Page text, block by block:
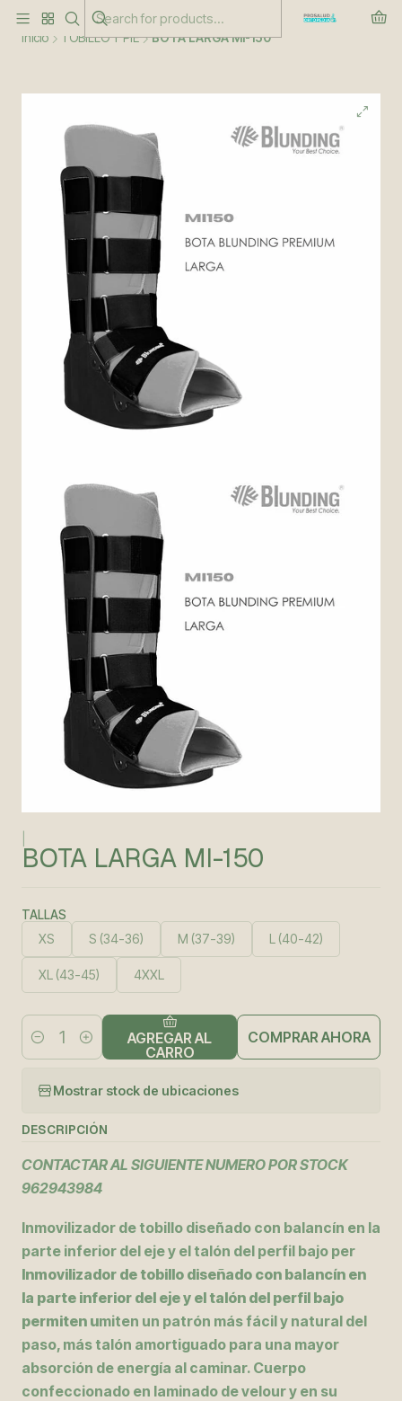
Inicio TOBILLO Y PIE BOTA LARGA MI-150
BOTA LARGA MI-150
TALLAS
XS S (34-36) M (37-39) L (40-42)
XL (43-45) 4XXL
Cantidad
AGREGAR AL
CARRO
COMPRAR AHORA
Mostrar stock de ubicaciones
DESCRIPCIÓN
CONTACTAR AL SIGUIENTE NUMERO POR STOCK
962943984
Inmovilizador de tobillo diseñado con balancín en la
parte inferior del eje y el talón del perfil bajo per
Inmovilizador de tobillo diseñado con balancín en
la parte inferior del eje y el talón del perfil bajo
permiten umiten un patrón más fácil y natural del
paso, más talón amortiguado para una mayor
absorción de energía al caminar. Cuerpo
confeccionado en laminado de velour y en su